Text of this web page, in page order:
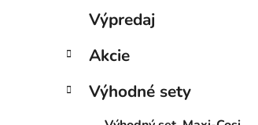
č
ý
Preskočiť
kategórie
e
ó
Výpredaj
Akcie
Výhodné sety